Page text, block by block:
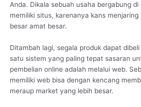
Anda. Dikala sebuah usaha bergabung
memiliki situs, karenanya kans menjaring
besar amat besar.
Ditambah lagi, segala produk dapat
satu sistem yang paling tepat sasaran
pembelian online adalah melalui web.
memiliki web bisa dengan kencang
meraup market yang lebih besar.